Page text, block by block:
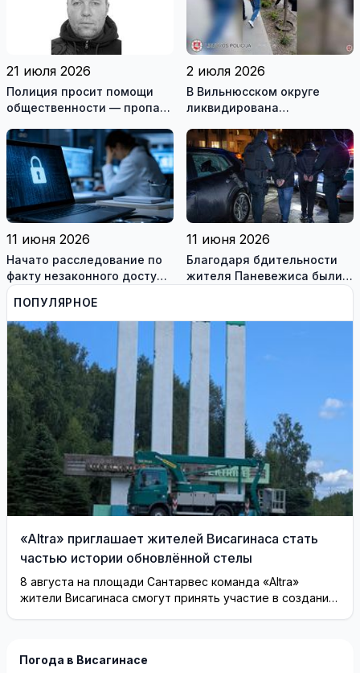
21 июля 2026
Полиция просит помощи
общественности — пропал
района
2 июля 2026
В Вильнюсском округе
ликвидирована
группа
11 июня 2026
Начато расследование по
факту незаконного доступа
к информационным
системам медиков
11 июня 2026
Благодаря бдительности
жителя Паневежиса были
автомобилей
ПОПУЛЯРНОЕ
«Altra» приглашает жителей Висагинаса стать
частью истории обновлённой стелы
8 августа на площади Сантарвес команда «Altra»
жители Висагинаса смогут принять участие в создании
Погода в Висагинасе